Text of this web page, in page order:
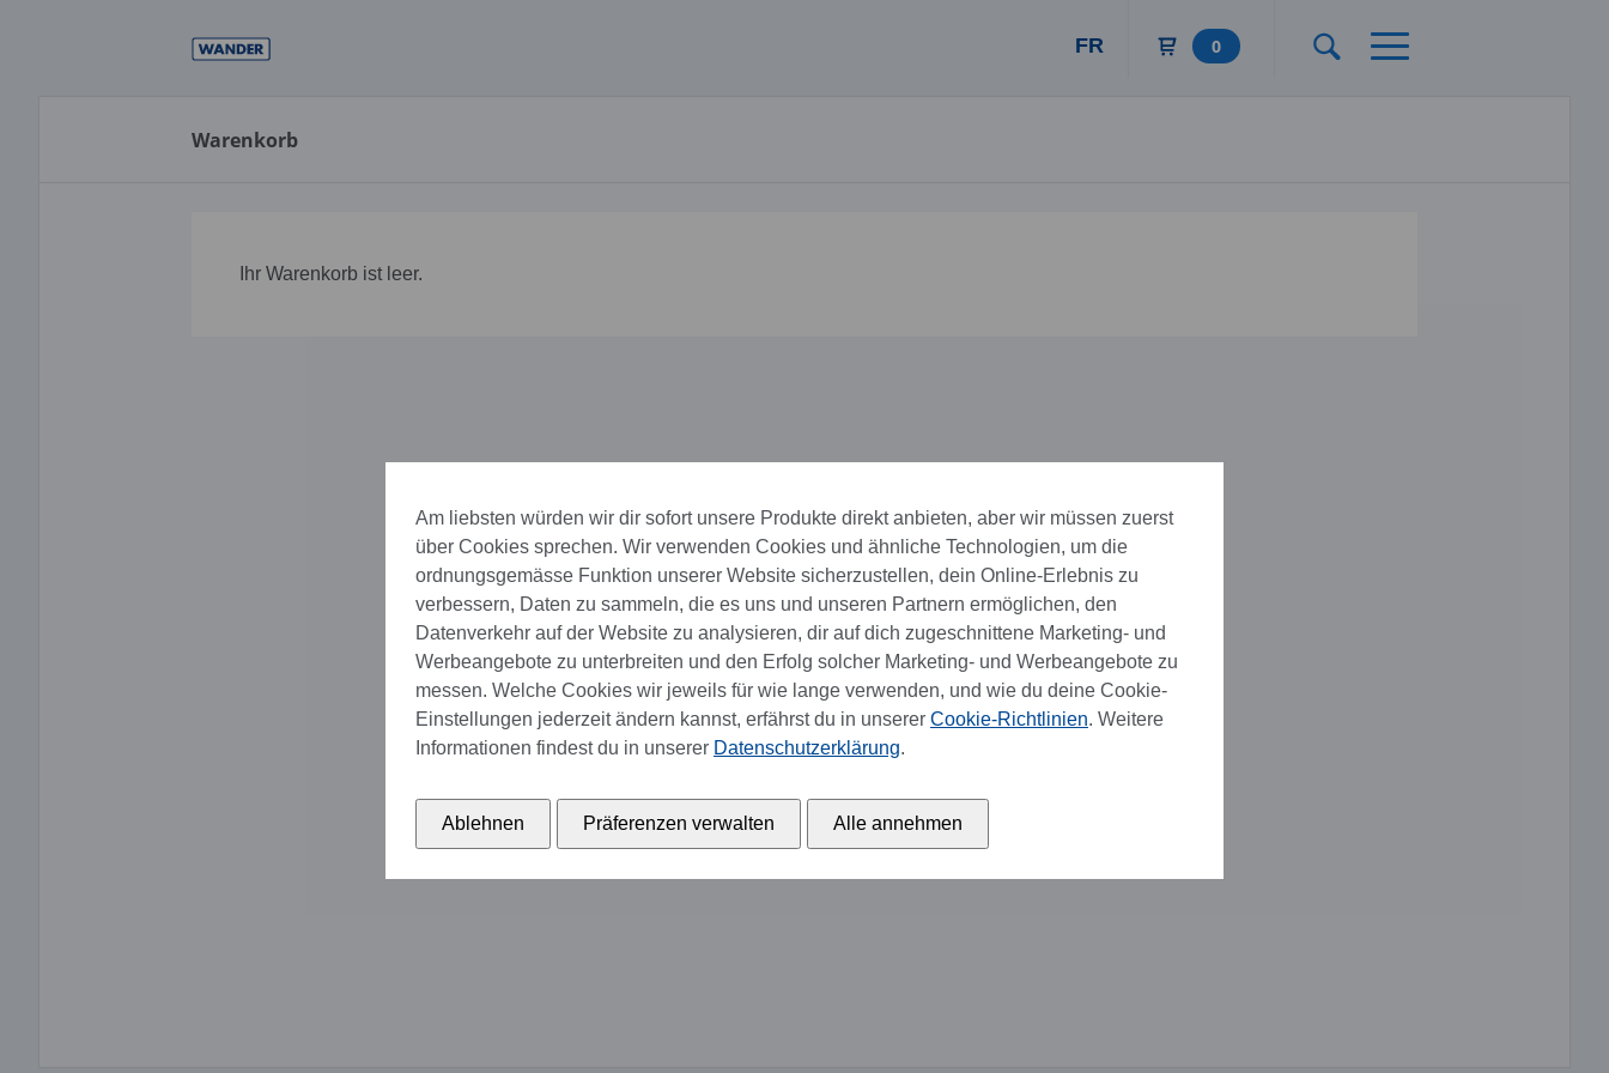
FR 0
Warenkorb
Ihr Warenkorb ist leer.
Am liebsten würden wir dir sofort unsere Produkte direkt anbieten, aber wir müssen zuerst
über Cookies sprechen. Wir verwenden Cookies und ähnliche Technologien, um die
ordnungsgemässe Funktion unserer Website sicherzustellen, dein Online-Erlebnis zu
verbessern, Daten zu sammeln, die es uns und unseren Partnern ermöglichen, den
Datenverkehr auf der Website zu analysieren, dir auf dich zugeschnittene Marketing- und
Werbeangebote zu unterbreiten und den Erfolg solcher Marketing- und Werbeangebote zu
messen. Welche Cookies wir jeweils für wie lange verwenden, und wie du deine Cookie-
Einstellungen jederzeit ändern kannst, erfährst du in unserer Cookie-Richtlinien. Weitere
Informationen findest du in unserer Datenschutzerklärung.
Ablehnen Präferenzen verwalten Alle annehmen